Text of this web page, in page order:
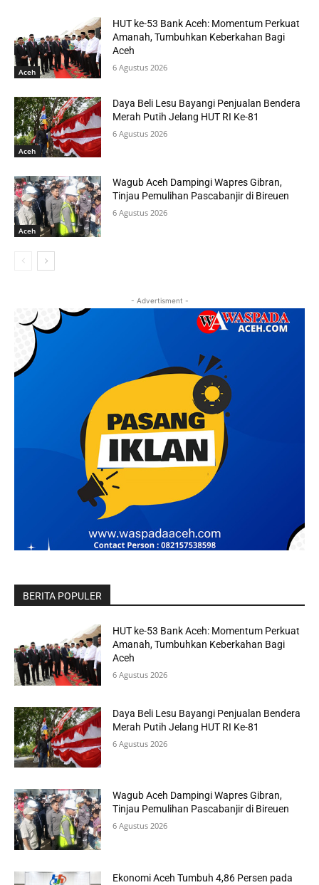
Aceh
HUT ke-53 Bank Aceh: Momentum Perkuat
Amanah, Tumbuhkan Keberkahan Bagi
Aceh
6 Agustus 2026
Aceh
Daya Beli Lesu Bayangi Penjualan Bendera
Merah Putih Jelang HUT RI Ke-81
6 Agustus 2026
Aceh
Wagub Aceh Dampingi Wapres Gibran,
Tinjau Pemulihan Pascabanjir di Bireuen
6 Agustus 2026
- Advertisment -
BERITA POPULER
HUT ke-53 Bank Aceh: Momentum Perkuat
Amanah, Tumbuhkan Keberkahan Bagi
Aceh
6 Agustus 2026
Daya Beli Lesu Bayangi Penjualan Bendera
Merah Putih Jelang HUT RI Ke-81
6 Agustus 2026
Wagub Aceh Dampingi Wapres Gibran,
Tinjau Pemulihan Pascabanjir di Bireuen
6 Agustus 2026
Ekonomi Aceh Tumbuh 4,86 Persen pada